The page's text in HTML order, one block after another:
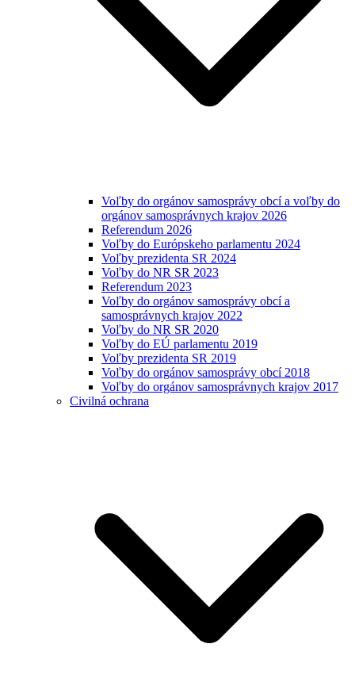
Voľby do orgánov samosprávy obcí a voľby do
orgánov samosprávnych krajov 2026
Referendum 2026
Voľby do Európskeho parlamentu 2024
Voľby prezidenta SR 2024
Voľby do NR SR 2023
Referendum 2023
Voľby do orgánov samosprávy obcí a
samosprávnych krajov 2022
Voľby do NR SR 2020
Voľby do EÚ parlamentu 2019
Voľby prezidenta SR 2019
Voľby do orgánov samosprávy obcí 2018
Voľby do orgánov samosprávnych krajov 2017
Civilná ochrana